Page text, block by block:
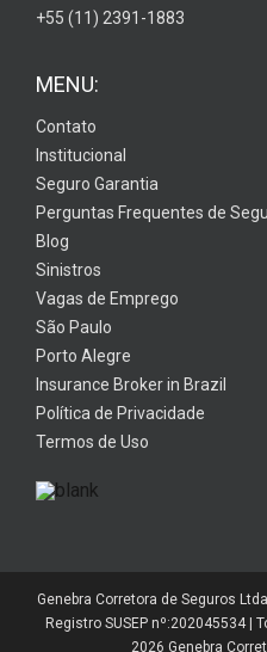
+55 (11) 2391-1883
MENU:
Contato
Institucional
Seguro Garantia
Perguntas Frequentes de
Blog
Sinistros
Vagas de Emprego
São Paulo
Porto Alegre
Insurance Broker in Brazil
Política de Privacidade
Termos de Uso
Genebra Corretora de Seguros
Registro SUSEP nº:202045534 |
2026 Genebra